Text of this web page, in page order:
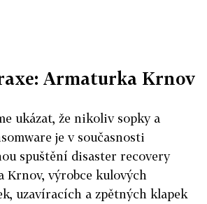
Armaturka Krnov
ukázat, že nikoliv sopky a
je v současnosti
spuštění disaster recovery
Krnov, výrobce kulových
uzavíracích a zpětných klapek